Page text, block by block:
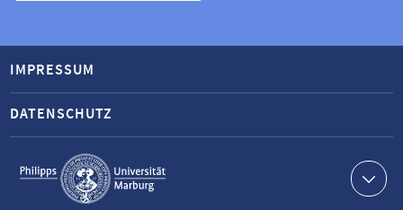
Service-
Navigation
IMPRESSUM
DATENSCHUTZ